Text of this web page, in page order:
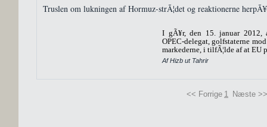
Truslen om lukningen af Hormuz-strÃ¦det og reaktionerne herpÃ¥
I gÃ¥r, den 15. januar 2012,
OPEC-delegat, golfstaterne
markederne, i tilfÃ¦lde af at EU
Af Hizb ut Tahrir
<< Forrige 1 Næste >>